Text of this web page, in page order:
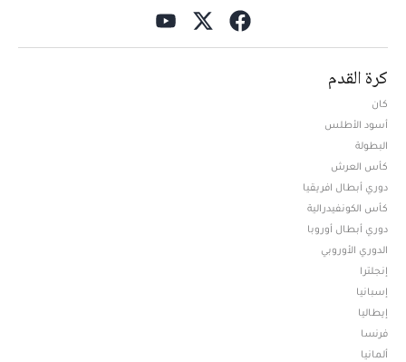
كرة القدم
كان
أسود الأطلس
البطولة
كأس العرش
دوري أبطال افريقيا
كأس الكونفيدرالية
دوري أبطال أوروبا
الدوري الأوروبي
إنجلترا
إسبانيا
إيطاليا
فرنسا
ألمانيا